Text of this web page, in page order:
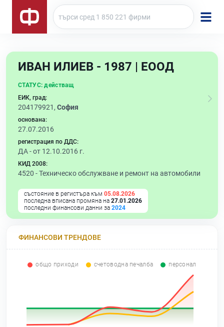
ИВАН ИЛИЕВ - 1987 | ЕООД
СТАТУС: действащ
ЕИК, град:
204179921, София
основана:
27.07.2016
регистрация по ДДС:
ДА - от 12.10.2016 г.
КИД 2008:
4520 -Техническо обслужване и ремонт на автомобили
състояние в регистъра към 05.08.2026
последна вписана промяна на 27.01.2026
последни финансови данни за 2024
ФИНАНСОВИ ТРЕНДОВЕ
общо приходи счетоводна печалба персонал